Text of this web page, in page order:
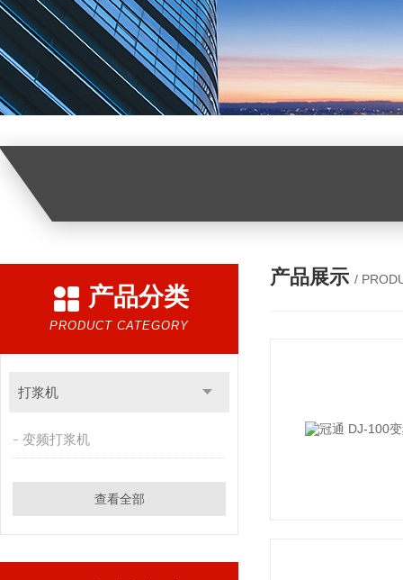
产品分类
PRODUCT CATEGORY
打浆机
变频打浆机
查看全部
产品展示 /